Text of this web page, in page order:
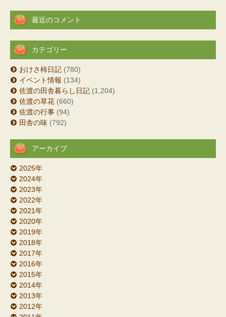
最近のコメント
カテゴリー
おけさ柿日記 (780)
イベント情報 (134)
佐渡の田舎暮らし日記 (1,204)
佐渡の草花 (660)
佐渡の行事 (94)
田舎の味 (792)
アーカイブ
2025年
2024年
2023年
2022年
2021年
2020年
2019年
2018年
2017年
2016年
2015年
2014年
2013年
2012年